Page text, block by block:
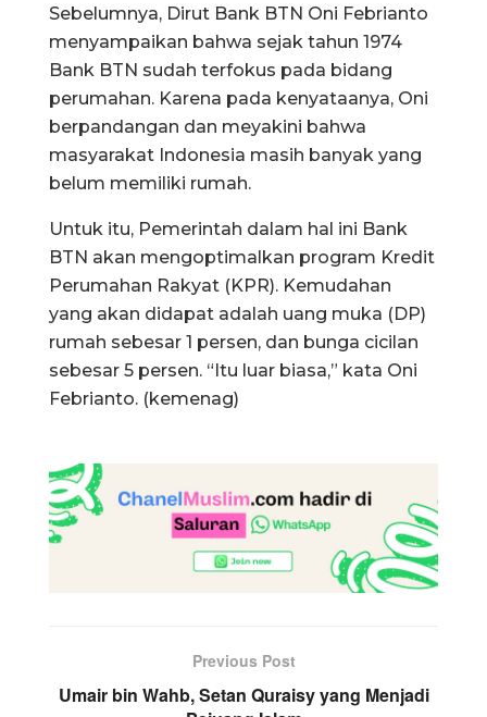
Sebelumnya, Dirut Bank BTN Oni Febrianto
menyampaikan bahwa sejak tahun 1974
Bank BTN sudah terfokus pada bidang
perumahan. Karena pada kenyataanya, Oni
berpandangan dan meyakini bahwa
masyarakat Indonesia masih banyak yang
belum memiliki rumah.
Untuk itu, Pemerintah dalam hal ini Bank
BTN akan mengoptimalkan program Kredit
Perumahan Rakyat (KPR). Kemudahan
yang akan didapat adalah uang muka (DP)
rumah sebesar 1 persen, dan bunga cicilan
sebesar 5 persen. “Itu luar biasa,” kata Oni
Febrianto. (kemenag)
Previous Post
Umair bin Wahb, Setan Quraisy yang Menjadi